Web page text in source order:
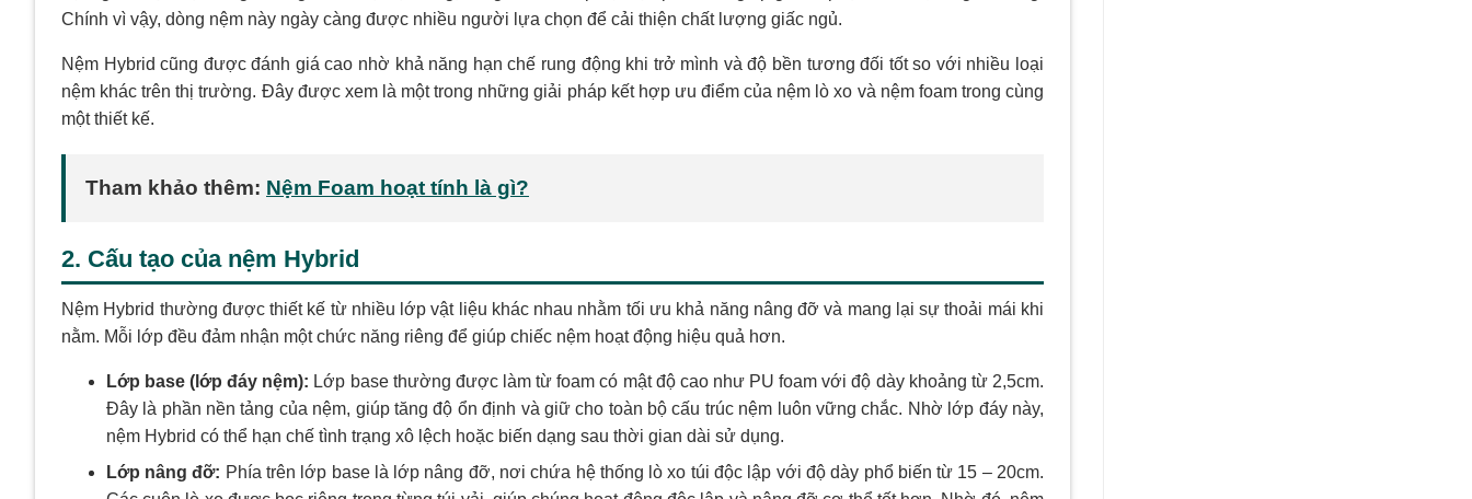
Chính vì vậy, dòng nệm này ngày càng được nhiều người lựa chọn để cải thiện chất lượng giấc ngủ.
Nệm Hybrid cũng được đánh giá cao nhờ khả năng hạn chế rung động khi trở mình và độ bền tương đối tốt so với nhiều loại
nệm khác trên thị trường. Đây được xem là một trong những giải pháp kết hợp ưu điểm của nệm lò xo và nệm foam trong cùng
một thiết kế.
Tham khảo thêm: Nệm Foam hoạt tính là gì?
2. Cấu tạo của nệm Hybrid
Nệm Hybrid thường được thiết kế từ nhiều lớp vật liệu khác nhau nhằm tối ưu khả năng nâng đỡ và mang lại sự thoải mái khi
nằm. Mỗi lớp đều đảm nhận một chức năng riêng để giúp chiếc nệm hoạt động hiệu quả hơn.
Lớp base (lớp đáy nệm): Lớp base thường được làm từ foam có mật độ cao như PU foam với độ dày khoảng từ 2,5cm.
Đây là phần nền tảng của nệm, giúp tăng độ ổn định và giữ cho toàn bộ cấu trúc nệm luôn vững chắc. Nhờ lớp đáy này,
nệm Hybrid có thể hạn chế tình trạng xô lệch hoặc biến dạng sau thời gian dài sử dụng.
Lớp nâng đỡ: Phía trên lớp base là lớp nâng đỡ, nơi chứa hệ thống lò xo túi độc lập với độ dày phổ biến từ 15 – 20cm.